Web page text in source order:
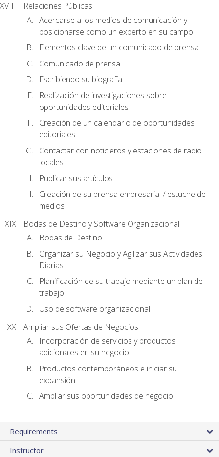
Relaciones Públicas
Acercarse a los medios de comunicación y
posicionarse como un experto en su campo
Elementos clave de un comunicado de prensa
Comunicado de prensa
Escribiendo su biografía
Realización de investigaciones sobre
oportunidades editoriales
Creación de un calendario de oportunidades
editoriales
Contactar con noticieros y estaciones de radio
locales
Publicar sus artículos
Creación de su prensa empresarial / estuche de
medios
Bodas de Destino y Software Organizacional
Bodas de Destino
Organizar su Negocio y Agilizar sus Actividades
Diarias
Planificación de su trabajo mediante un plan de
trabajo
Uso de software organizacional
Ampliar sus Ofertas de Negocios
Incorporación de servicios y productos
adicionales en su negocio
Productos contemporáneos e iniciar su
expansión
Ampliar sus oportunidades de negocio
Requirements
Instructor